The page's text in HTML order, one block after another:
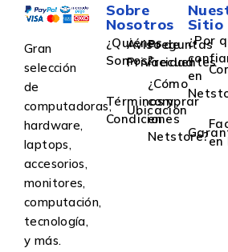
Gran
selección
de
computadoras,
hardware,
laptops,
accesorios,
monitores,
computación,
tecnología,
y más.
Sobre
Nosotros
¿Quiénes
Somos?
Aviso de
Privacidad
Preguntas
Frecuentes
Términos y
Condiciones
Ubicación
¿Cómo
comprar
en
Netstore?
Sitio
¿Por
en
en